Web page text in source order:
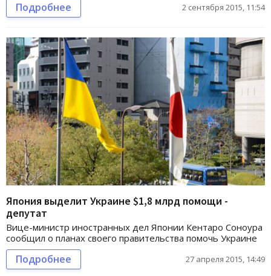
Подробнее 2 сентября 2015, 11:54
Япония выделит Украине $1,8 млрд помощи -
депутат
Вице-министр иностранных дел Японии Кентаро Соноура
сообщил о планах своего правительства помочь Украине
Подробнее 27 апреля 2015, 14:49